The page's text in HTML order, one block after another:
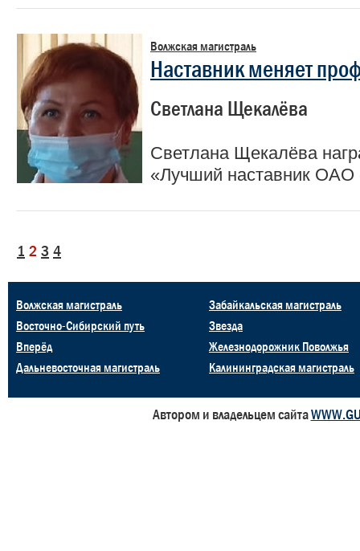
Волжская магистраль
Наставник меняет
Светлана Щекалёва
Светлана Щекалёва
«Лучший наставник
1 2 3 4
Волжская магистраль
Восточно-Сибирский путь
Вперёд
Дальневосточная магистраль
Забайкальская магистраль
Звезда
Железнодорожник Поволжья
Калининградская магистраль
Автором и владельцем сайта